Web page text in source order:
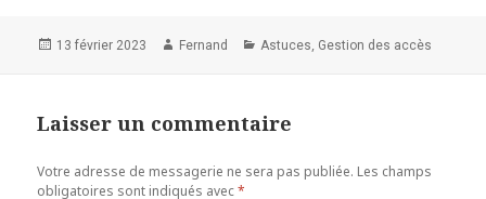
Publié
13 février 2023 Auteur
Fernand Catégories
Astuces, Gestion des accès
Laisser un commentaire
Votre adresse de messagerie ne sera pas publiée. Les champs
obligatoires sont indiqués avec*